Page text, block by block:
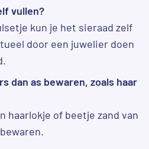
vullen?
kun je het sieraad zelf
door een juwelier doen
dan as bewaren, zoals haar
haarlokje of beetje zand van